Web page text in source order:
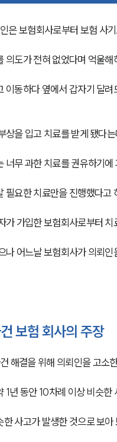
은 보험회사로부터 보험 사
의도가 전혀 없었다며 억울
이동하다 옆에서 갑자기 달
상을 입고 치료를 받게 됐다는
너무 과한 치료를 권유하기
필요한 치료만을 진행했다고
가 가입한 보험회사로부터
나 어느날 보험회사가 의뢰
보험 회사의 주장
해결을 위해 의뢰인을 고소
1년 동안 10차례 이상 비슷
사고가 발생한 것으로 보